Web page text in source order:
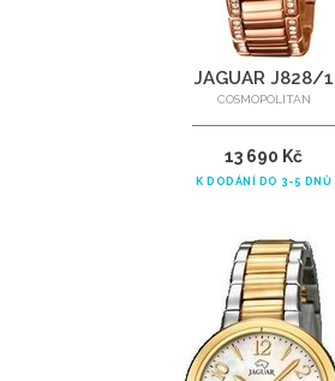
JAGUAR J828/1
COSMOPOLITAN
13 690 Kč
K DODÁNÍ DO 3-5 DNŮ